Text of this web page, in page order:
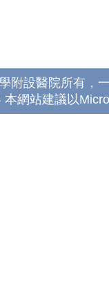
附設醫院所有，
網站建議以